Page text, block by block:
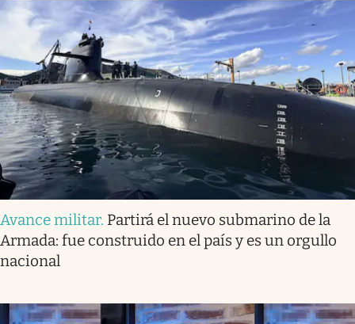
Avance militar. Partirá el nuevo submarino de la
Armada: fue construido en el país y es un orgullo
nacional